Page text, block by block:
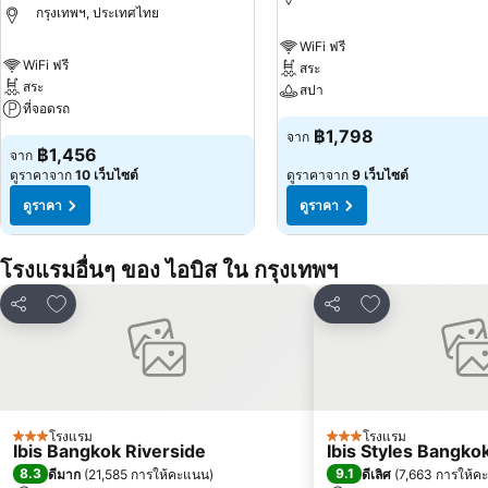
กรุงเทพฯ, ประเทศไทย
WiFi ฟรี
สระ
ที่จอดรถ
จาก ฿1,456
ดูราคาจาก 10 เว็บไซต์
ดูราคา
WiFi ฟรี
สระ
สปา
จาก ฿1,798
ดูราคาจาก 9 เว็บไซต์
ดูราคา
โรงแรมอื่นๆ ของ ไอบิส ใน กรุงเทพฯ
แชร์
เพิ่มในรายการโปรด
3 ดาวโรงแรม
Ibis Bangkok Riverside
8.3 ดีมาก (21,585 การให้คะแนน)
แชร์
เพิ่มในรายการโ
3 ดาวโรงแรม
Ibis Styles
9.1 ดีเลิศ (7,663 การให้ค